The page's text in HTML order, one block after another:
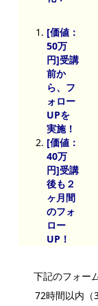
[価値：
50万
円]受講
前か
ら、フ
ォロー
UPを
実施！
[価値：
40万
円]受講
後も２
ヶ月間
のフォ
ロー
UP！
下記のフォー
72時間以内（